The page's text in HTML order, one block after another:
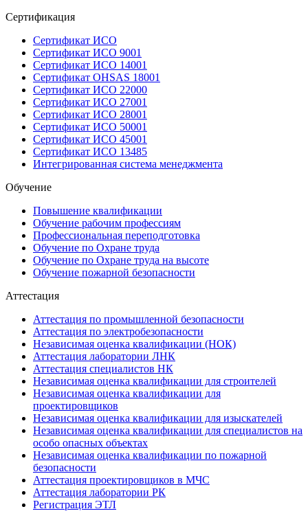
Сертификация
Сертификат ИСО
Сертификат ИСО 9001
Сертификат ИСО 14001
Сертификат OHSAS 18001
Сертификат ИСО 22000
Сертификат ИСО 27001
Сертификат ИСО 28001
Сертификат ИСО 50001
Сертификат ИСО 45001
Сертификат ИСО 13485
Интегрированная система менеджмента
Обучение
Повышение квалификации
Обучение рабочим профессиям
Профессиональная переподготовка
Обучение по Охране труда
Обучение по Охране труда на высоте
Обучение пожарной безопасности
Аттестация
Аттестация по промышленной безопасности
Аттестация по электробезопасности
Независимая оценка квалификации (НОК)
Аттестация лаборатории ЛНК
Аттестация специалистов НК
Независимая оценка квалификации для строителей
Независимая оценка квалификации для
проектировщиков
Независимая оценка квалификации для изыскателей
Независимая оценка квалификации для специалистов на
особо опасных объектах
Независимая оценка квалификации по пожарной
безопасности
Аттестация проектировщиков в МЧС
Аттестация лаборатории РК
Регистрация ЭТЛ